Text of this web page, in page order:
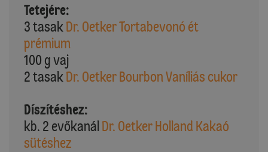
Tetejére:
3 tasak Dr. Oetker Tortabevonó ét
prémium
100 g vaj
2 tasak Dr. Oetker Bourbon Vaníliás cukor
Díszítéshez:
kb. 2 evőkanálDr. Oetker Holland Kakaó
sütéshez